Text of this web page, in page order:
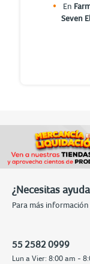
En
Seven
¿Necesitas
Para más
55 2582 0999
Lun a Vier: 8:00 am -